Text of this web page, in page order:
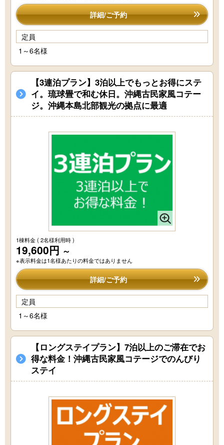
詳細/ご予約
定員
1～6名様
【3連泊プラン】3泊以上でもっとお得にステ
イ。琉球畳で和む休日。沖縄古民家風コテー
ジ。沖縄本島北部観光の拠点に最適
1棟料金( 2名様利用時 )
19,600円 ～
※表示料金は1名様あたりの料金ではありません
詳細/ご予約
定員
1～6名様
【ロングステイプラン】7泊以上のご滞在でお
得な料金！沖縄古民家風コテージでのんびり
ステイ